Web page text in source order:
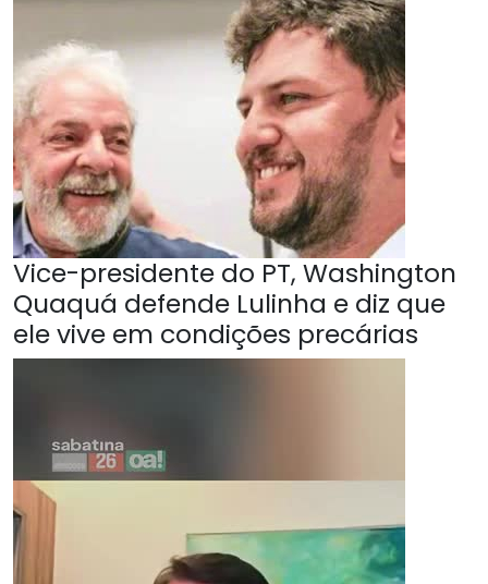
Vice-presidente do PT, Washington
Quaquá defende Lulinha e diz que
ele vive em condições precárias